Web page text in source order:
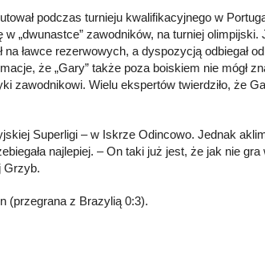
podczas turnieju kwalifikacyjnego w
„dwunastce” zawodników, na turniej
ławce rezerwowych, a dyspozycją odbiegał
że „Gary” także poza boiskiem nie mógł
zawodnikowi. Wielu ekspertów twierdziło, że
Superligi – w Iskrze Odincowo. Jednak
najlepiej. – On taki już jest, że jak nie
Grzyb.
(przegrana z Brazylią 0:3).